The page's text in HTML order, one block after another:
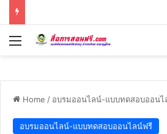
Menu
Home / อบรมออนไลน์-แบบทดสอบออนไ
อบรมออนไลน์-แบบทดสอบออนไลน์ฟรี